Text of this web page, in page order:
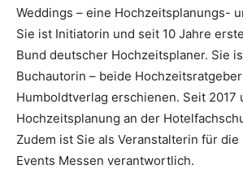
Weddings – eine Hochzeitsplanungs-
Sie ist Initiatorin und seit 10 Jahre
Bund deutscher Hochzeitsplaner. Sie
Buchautorin – beide
Humboldtverlag erschienen. Seit 2017
Hochzeitsplanung an der
Zudem ist Sie als Veranstalterin für die
Events Messen verantwortlich.